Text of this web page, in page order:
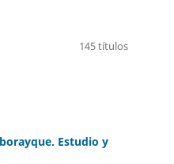
145 títulos
Estudio y